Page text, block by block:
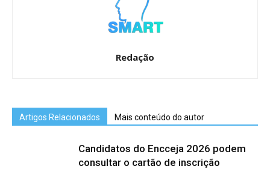
Redação
Artigos Relacionados Mais conteúdo do autor
Candidatos do Encceja 2026 podem
consultar o cartão de inscrição